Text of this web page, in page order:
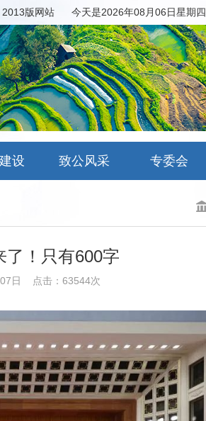
2013版网站 今天是2026年08月06日星期四
设 致公风采 专委会
了！只有600字
日 点击：63544次